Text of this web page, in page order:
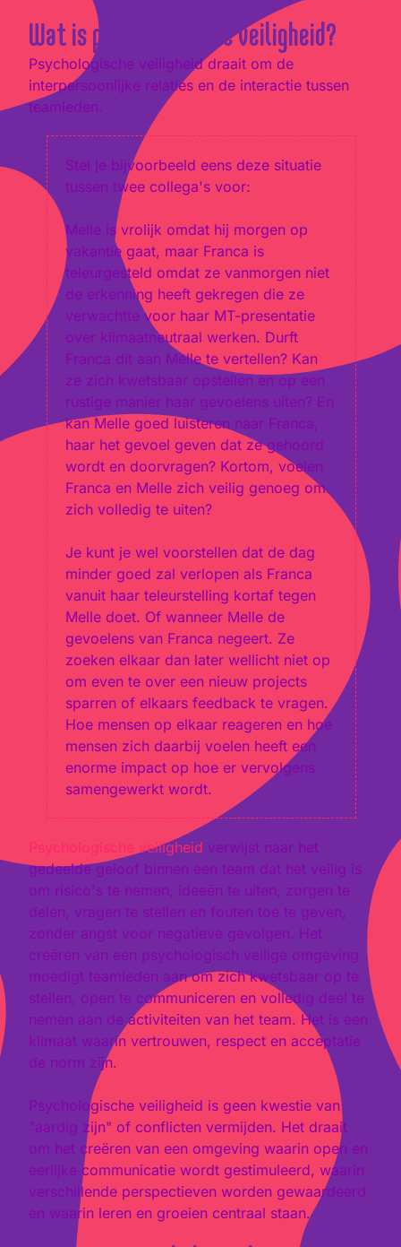
Wat is psychologische veiligheid?
Psychologische veiligheid draait om de
interpersoonlijke relaties en de interactie tussen
teamleden.
Stel je bijvoorbeeld eens deze situatie
tussen twee collega's voor:
Melle is vrolijk omdat hij morgen op
vakantie gaat, maar Franca is
teleurgesteld omdat ze vanmorgen niet
de erkenning heeft gekregen die ze
verwachtte voor haar MT-presentatie
over klimaatneutraal werken. Durft
Franca dit aan Melle te vertellen? Kan
ze zich kwetsbaar opstellen en op een
rustige manier haar gevoelens uiten? En
kan Melle goed luisteren naar Franca,
haar het gevoel geven dat ze gehoord
wordt en doorvragen? Kortom, voelen
Franca en Melle zich veilig genoeg om
zich volledig te uiten?
Je kunt je wel voorstellen dat de dag
minder goed zal verlopen als Franca
vanuit haar teleurstelling kortaf tegen
Melle doet. Of wanneer Melle de
gevoelens van Franca negeert. Ze
zoeken elkaar dan later wellicht niet op
om even te over een nieuw projects
sparren of elkaars feedback te vragen.
Hoe mensen op elkaar reageren en hoe
mensen zich daarbij voelen heeft een
enorme impact op hoe er vervolgens
samengewerkt wordt.
Psychologische veiligheid verwijst naar het
gedeelde geloof binnen een team dat het veilig is
om risico's te nemen, ideeën te uiten, zorgen te
delen, vragen te stellen en fouten toe te geven,
zonder angst voor negatieve gevolgen. Het
creëren van een psychologisch veilige omgeving
moedigt teamleden aan om zich kwetsbaar op te
stellen, open te communiceren en volledig deel te
nemen aan de activiteiten van het team. Het is een
klimaat waarin vertrouwen, respect en acceptatie
de norm zijn.
Psychologische veiligheid is geen kwestie van
"aardig zijn" of conflicten vermijden. Het draait
om het creëren van een omgeving waarin open en
eerlijke communicatie wordt gestimuleerd, waarin
verschillende perspectieven worden gewaardeerd
en waarin leren en groeien centraal staan.